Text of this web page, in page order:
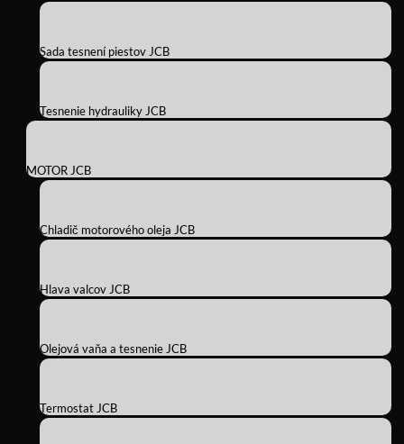
Sada tesnení piestov JCB
Tesnenie hydrauliky JCB
MOTOR JCB
Chladič motorového oleja JCB
Hlava valcov JCB
Olejová vaňa a tesnenie JCB
Termostat JCB